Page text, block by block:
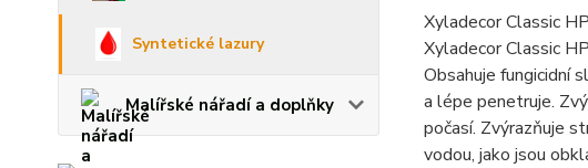
Syntetické lazury
Malířské nářadí a doplňky
Xyladecor Classic HP
Xyladecor Classic
Obsahuje fungicidní
a lépe penetruje.
počasí. Zvýrazňuje
vodou, jako jsou